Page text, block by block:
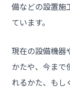
備などの設置施
ています。
現在の設備機器
かたや、今まで
れるかた、もし